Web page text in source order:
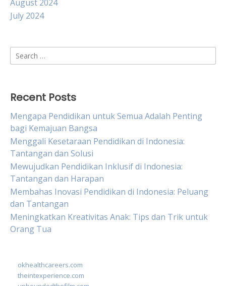
August 2024
July 2024
Search
for:
Recent Posts
Mengapa Pendidikan untuk Semua Adalah Penting
bagi Kemajuan Bangsa
Menggali Kesetaraan Pendidikan di Indonesia:
Tantangan dan Solusi
Mewujudkan Pendidikan Inklusif di Indonesia:
Tantangan dan Harapan
Membahas Inovasi Pendidikan di Indonesia: Peluang
dan Tantangan
Meningkatkan Kreativitas Anak: Tips dan Trik untuk
Orang Tua
okhealthcareers.com
theintexperience.com